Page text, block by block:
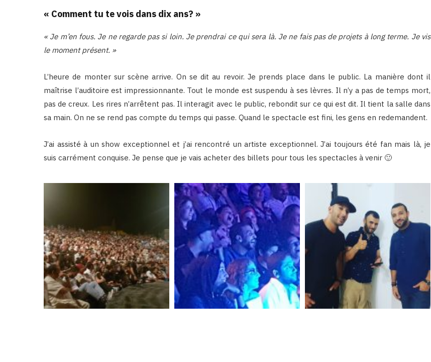
« Comment tu te vois dans dix ans? »
« Je m’en fous. Je ne regarde pas si loin. Je prendrai ce qui sera là. Je ne fais pas de projets à long terme. Je vis
le moment présent. »
L’heure de monter sur scène arrive. On se dit au revoir. Je prends place dans le public. La manière dont il
maîtrise l’auditoire est impressionnante. Tout le monde est suspendu à ses lèvres. Il n’y a pas de temps mort,
pas de creux. Les rires n’arrêtent pas. Il interagit avec le public, rebondit sur ce qui est dit. Il tient la salle dans
sa main. On ne se rend pas compte du temps qui passe. Quand le spectacle est fini, les gens en redemandent.
J’ai assisté à un show exceptionnel et j’ai rencontré un artiste exceptionnel. J’ai toujours été fan mais là, je
suis carrément conquise. Je pense que je vais acheter des billets pour tous les spectacles à venir 🙂